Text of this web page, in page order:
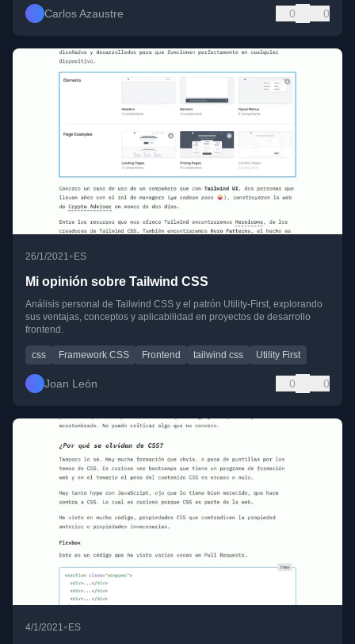
Carlos Azaustre 0 0
26/1/2021• ES
Mi opinión sobre Tailwind CSS
Análisis personal de Tailwind CSS y el patrón Utility-First, explorando
sus ventajas, conceptos y aplicabilidad en proyectos de desarrollo
frontend.
css Framework CSS Frontend tailwind css Utility First
Joan León 0 0
4/1/2021 •ES